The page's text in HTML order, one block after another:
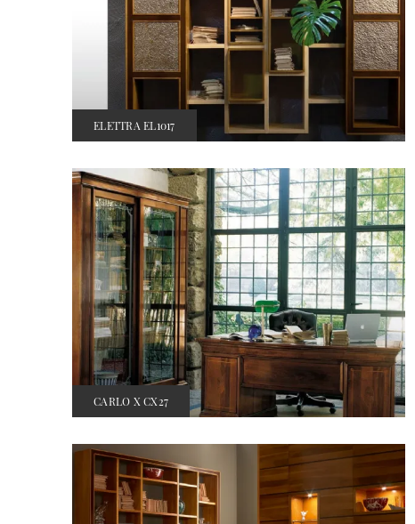
ELETTRA EL1017
CARLO X CX27